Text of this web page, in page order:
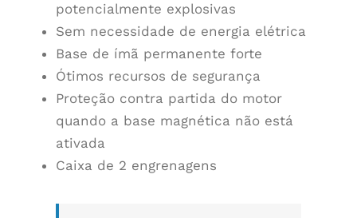
potencialmente explosivas
Sem necessidade de energia elétrica
Base de ímã permanente forte
Ótimos recursos de segurança
Proteção contra partida do motor
quando a base magnética não está
ativada
Caixa de 2 engrenagens